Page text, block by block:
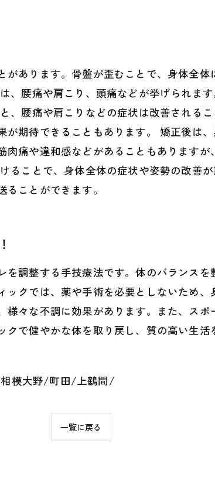
あります。骨盤が歪むことで、身体全
、腰痛や肩こり、頭痛などが挙げられま
、腰痛や肩こりなどの症状は改善される
期待できることもあります。 矯正後は
痛や違和感などがあることもあります
ことで、身体全体の症状や姿勢の改善
ことができます。
調整する手技療法です。体のバランス
クでは、薬や手術を必要としないため
々な不調に効果があります。また、スポ
で健やかな体を取り戻し、質の高い生活
模大野/町田/上鶴間/
一覧に戻る